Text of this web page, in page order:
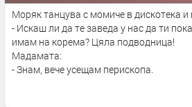
Моряк танцува с момиче в дискотека и
- Искаш ли да те заведа у нас да ти
имам на корема? Цяла подводница!
Мадамата:
- Знам, вече усещам перископа.